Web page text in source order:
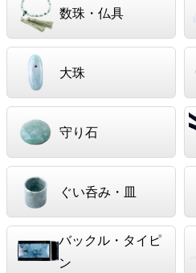
数珠・仏具
大珠
守り石
ぐい呑み・皿
バックル・タイピ
ン